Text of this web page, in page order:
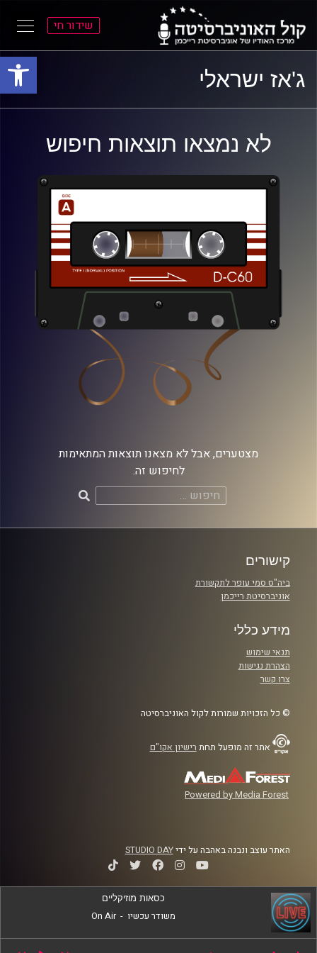
פתח
התפריט
הראשי
התוכן
הראשי
שידור חי
ג'אז ישראלי
לא נמצאו תוצאות חיפוש
מצטערים, אבל לא מצאנו תוצאות המתאימות
לחיפוש זה.
חיפוש:
קישורים
ביה"ס סמי עופר לתקשורת
אוניברסיטת רייכמן
מידע כללי
תנאי שימוש
הצהרת נגישות
צרו קשר
© כל הזכויות שמורות לקול האוניברסיטה
אתר זה מופעל תחת רישיון אקו"ם
Powered by Media Forest
האתר עוצב ונבנה באהבה על ידיSTUDIO DAY
כסאות מוזיקליים
משודר עכשיו -
On Air